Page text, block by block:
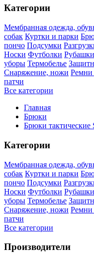
Категории
Мембранная одежда,
собак Куртки и парки
пончо Подсумки
Носки Футболки Рубашки
уборы Термобелье
Снаряжение, ножи Ремни
патчи
Все категории
Главная
Брюки
Брюки тактические
Категории
Мембранная одежда,
собак Куртки и парки
пончо Подсумки
Носки Футболки Рубашки
уборы Термобелье
Снаряжение, ножи Ремни
патчи
Все категории
Производители